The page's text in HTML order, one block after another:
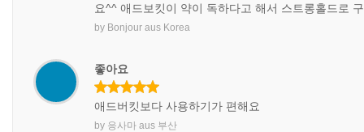
요^^ 애드보킷이 약이 독하다고 해서 스트롱홀드로
by Bonjour aus Korea
좋아요
애드버킷보다 사용하기가 편해요
by 응사마 aus 부산